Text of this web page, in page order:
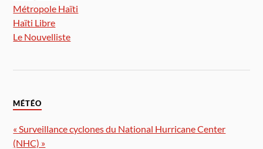
Métropole Haïti
Haïti Libre
Le Nouvelliste
MÉTÉO
« Surveillance cyclones du National Hurricane Center
(NHC) »